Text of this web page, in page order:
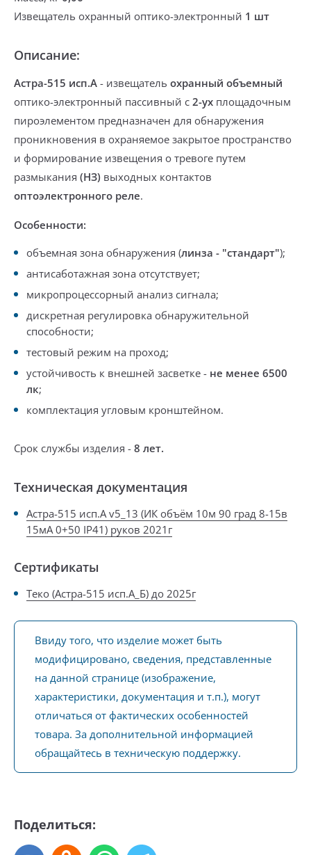
Извещатель охранный оптико-электронный 1 шт
Описание:
Астра-515 исп.А - извещатель охранный объемный
оптико-электронный пассивный с 2-ух площадочным
пироэлементом предназначен для обнаружения
проникновения в охраняемое закрытое пространство
и формирование извещения о тревоге путем
размыкания (НЗ) выходных контактов
оптоэлектронного реле.
Особенности:
объемная зона обнаружения (линза - "стандарт");
антисаботажная зона отсутствует;
микропроцессорный анализ сигнала;
дискретная регулировка обнаружительной
способности;
тестовый режим на проход;
устойчивость к внешней засветке - не менее 6500
лк;
комплектация угловым кронштейном.
Срок службы изделия - 8 лет.
Техническая документация
Астра-515 исп.А v5_13 (ИК объём 10м 90 град 8-15в
15мА 0+50 IP41) руков 2021г
Сертификаты
Теко (Астра-515 исп.А_Б) до 2025г
Ввиду того, что изделие может быть
модифицировано, сведения, представленные
на данной странице (изображение,
характеристики, документация и т.п.), могут
отличаться от фактических особенностей
товара. За дополнительной информацией
обращайтесь в техническую поддержку.
Поделиться: